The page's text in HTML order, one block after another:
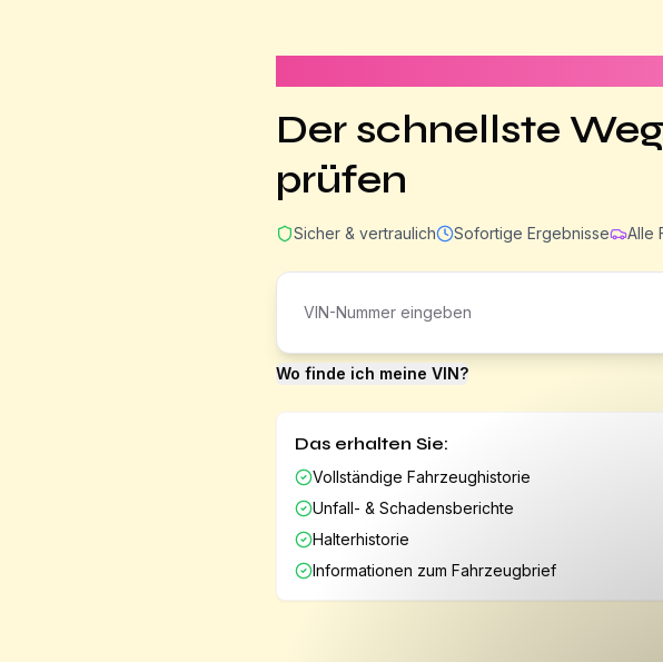
Der schnellste
prüfen
Sicher & vertraulich Sofortige Ergebnisse Alle
Wo finde ich meine VIN?
Das erhalten Sie:
Vollständige Fahrzeughistorie
Unfall- & Schadensberichte
Halterhistorie
Informationen zum Fahrzeugbrief